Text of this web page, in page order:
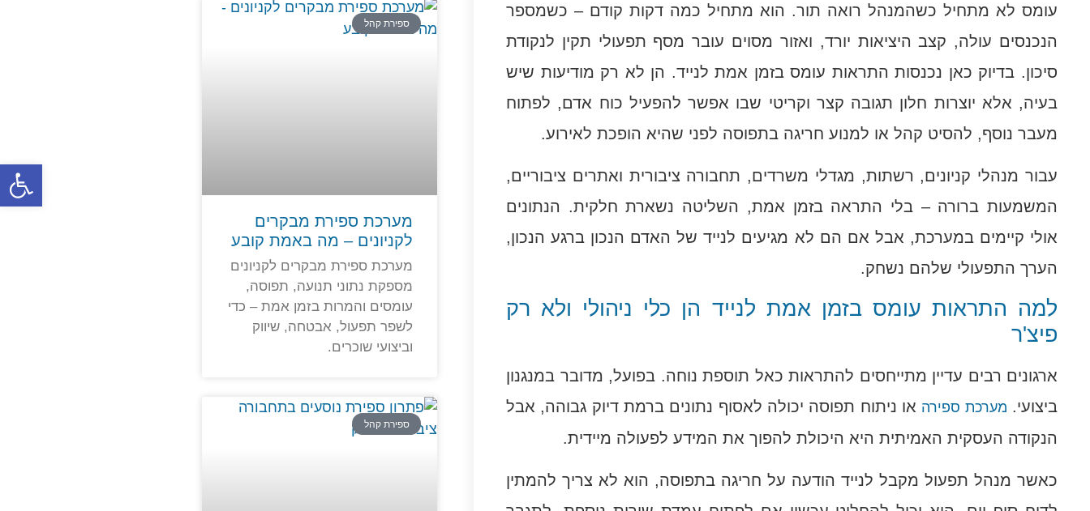
עומס לא מתחיל כשהמנהל רואה תור. הוא מתחיל כמה דקות קודם – כשמספר
הנכנסים עולה, קצב היציאות יורד, ואזור מסוים עובר מסף תפעולי תקין לנקודת
סיכון. בדיוק כאן נכנסות התראות עומס בזמן אמת לנייד. הן לא רק מודיעות שיש
בעיה, אלא יוצרות חלון תגובה קצר וקריטי שבו אפשר להפעיל כוח אדם, לפתוח
מעבר נוסף, להסיט קהל או למנוע חריגה בתפוסה לפני שהיא הופכת לאירוע.
עבור מנהלי קניונים, רשתות, מגדלי משרדים, תחבורה ציבורית ואתרים ציבוריים,
המשמעות ברורה – בלי התראה בזמן אמת, השליטה נשארת חלקית. הנתונים
אולי קיימים במערכת, אבל אם הם לא מגיעים לנייד של האדם הנכון ברגע הנכון,
הערך התפעולי שלהם נשחק.
למה התראות עומס בזמן אמת לנייד הן כלי ניהולי ולא רק
פיצ'ר
ארגונים רבים עדיין מתייחסים להתראות כאל תוספת נוחה. בפועל, מדובר במנגנון
ביצועי. מערכת ספירה או ניתוח תפוסה יכולה לאסוף נתונים ברמת דיוק גבוהה, אבל
הנקודה העסקית האמיתית היא היכולת להפוך את המידע לפעולה מיידית.
כאשר מנהל תפעול מקבל לנייד הודעה על חריגה בתפוסה, הוא לא צריך להמתין
ספירת קהל
מערכת ספירת מבקרים
לקניונים – מה באמת קובע
מערכת ספירת מבקרים לקניונים
מספקת נתוני תנועה, תפוסה,
עומסים והמרות בזמן אמת – כדי
לשפר תפעול, אבטחה, שיווק
וביצועי שוכרים.
ספירת קהל
פתח